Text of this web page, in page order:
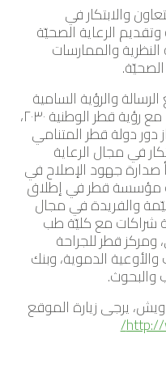
والابتكار في
الرعاية الصحيّة
والممارسات
والرؤية السامية
التي ترنو إليها مؤسسة قطر وكذا مع رؤية قطر الوطنية ٢٠٣٠،
دولة قطر المتنامي
في مجال الرعاية
صدارة جهود الإصلاح في
مؤسسة قطر في إطلاق
والفريدة في مجال
شراكات مع كليّة طب
ومركز قطر للجراحة
الدموية، وبنك
والبحوث.
يرجى زيارة الموقع
http://